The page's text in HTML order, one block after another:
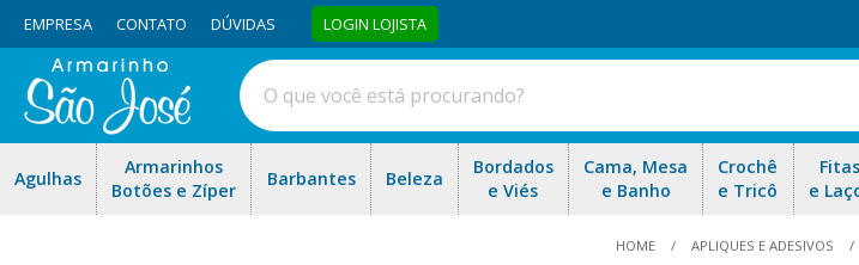
EMPRESA CONTATO DÚVIDAS LOGIN LOJISTA
Agulhas
Armarinhos
Botões e Zíper
Barbantes Beleza
Bordados
e Viés
Cama, Mesa
e Banho
Crochê
e Tricô
Fitas
e
HOME APLIQUES E ADESIVOS